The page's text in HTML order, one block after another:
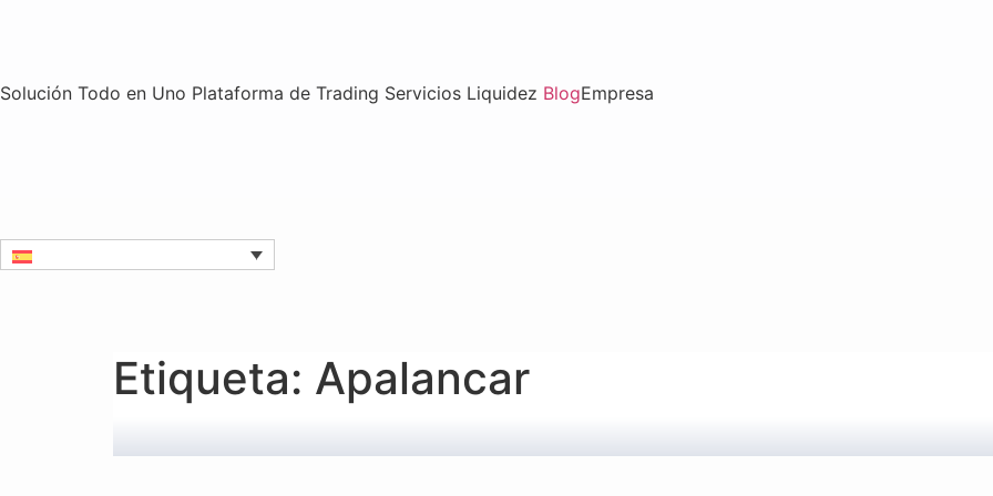
Solución Todo en Uno Plataforma de Trading Servicios Liquidez BlogEmpresa
Etiqueta: Apalancar